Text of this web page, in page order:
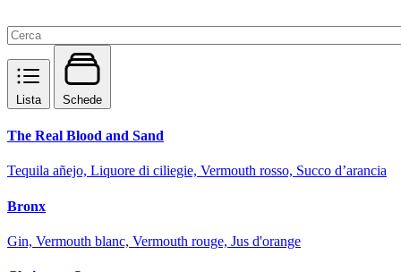
Lista Schede
The Real Blood and Sand
Tequila añejo, Liquore di ciliegie, Vermouth rosso, Succo d’arancia
Bronx
Gin, Vermouth blanc, Vermouth rouge, Jus d'orange